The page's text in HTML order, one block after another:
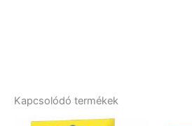
Kapcsolódó termékek